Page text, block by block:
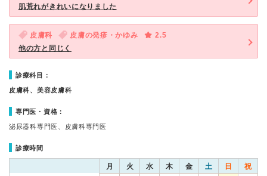
肌荒れがきれいになりました
皮膚科 皮膚の発疹・かゆみ
2.5
他の方と同じく
診療科目：
皮膚科、美容皮膚科
専門医・資格：
泌尿器科専門医、皮膚科専門医
診療時間
月 火 水 木 金 土 日 祝